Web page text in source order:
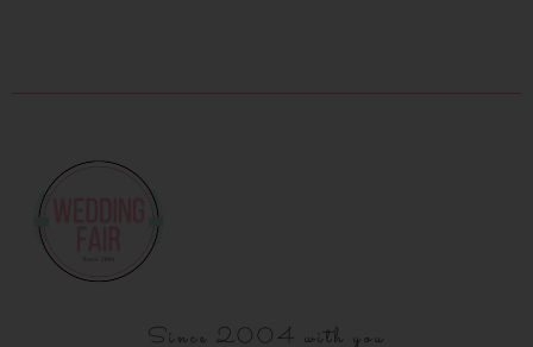
Since 2004 with you